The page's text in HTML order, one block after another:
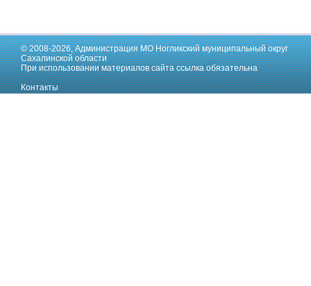
© 2008-2026,Администрация МО Ногликский муниципальный округ
Сахалинской области
При использовании материалов сайта ссылка обязательна
Контакты